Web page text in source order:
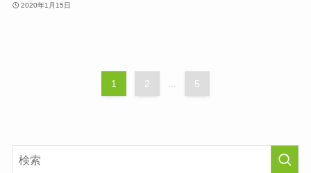
2020年1月15日
1 2 ... 5